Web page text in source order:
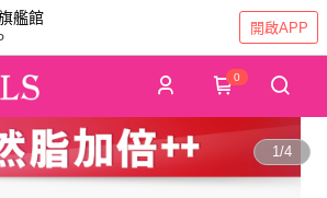
艦館
開啟APP
0
1/4